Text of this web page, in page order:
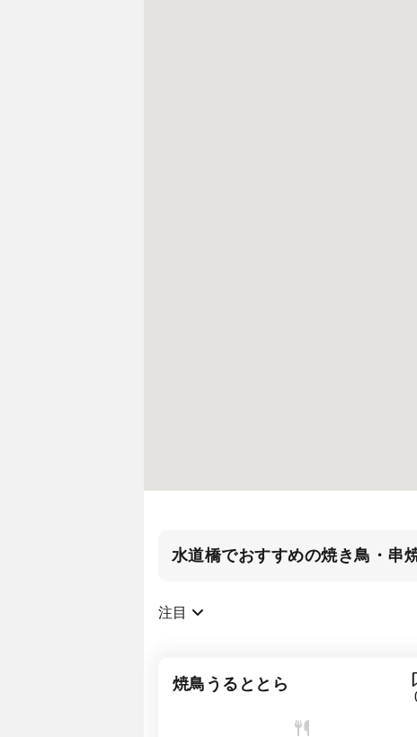
水道橋でおすすめの焼き鳥・串
注目
焼鳥うるととら